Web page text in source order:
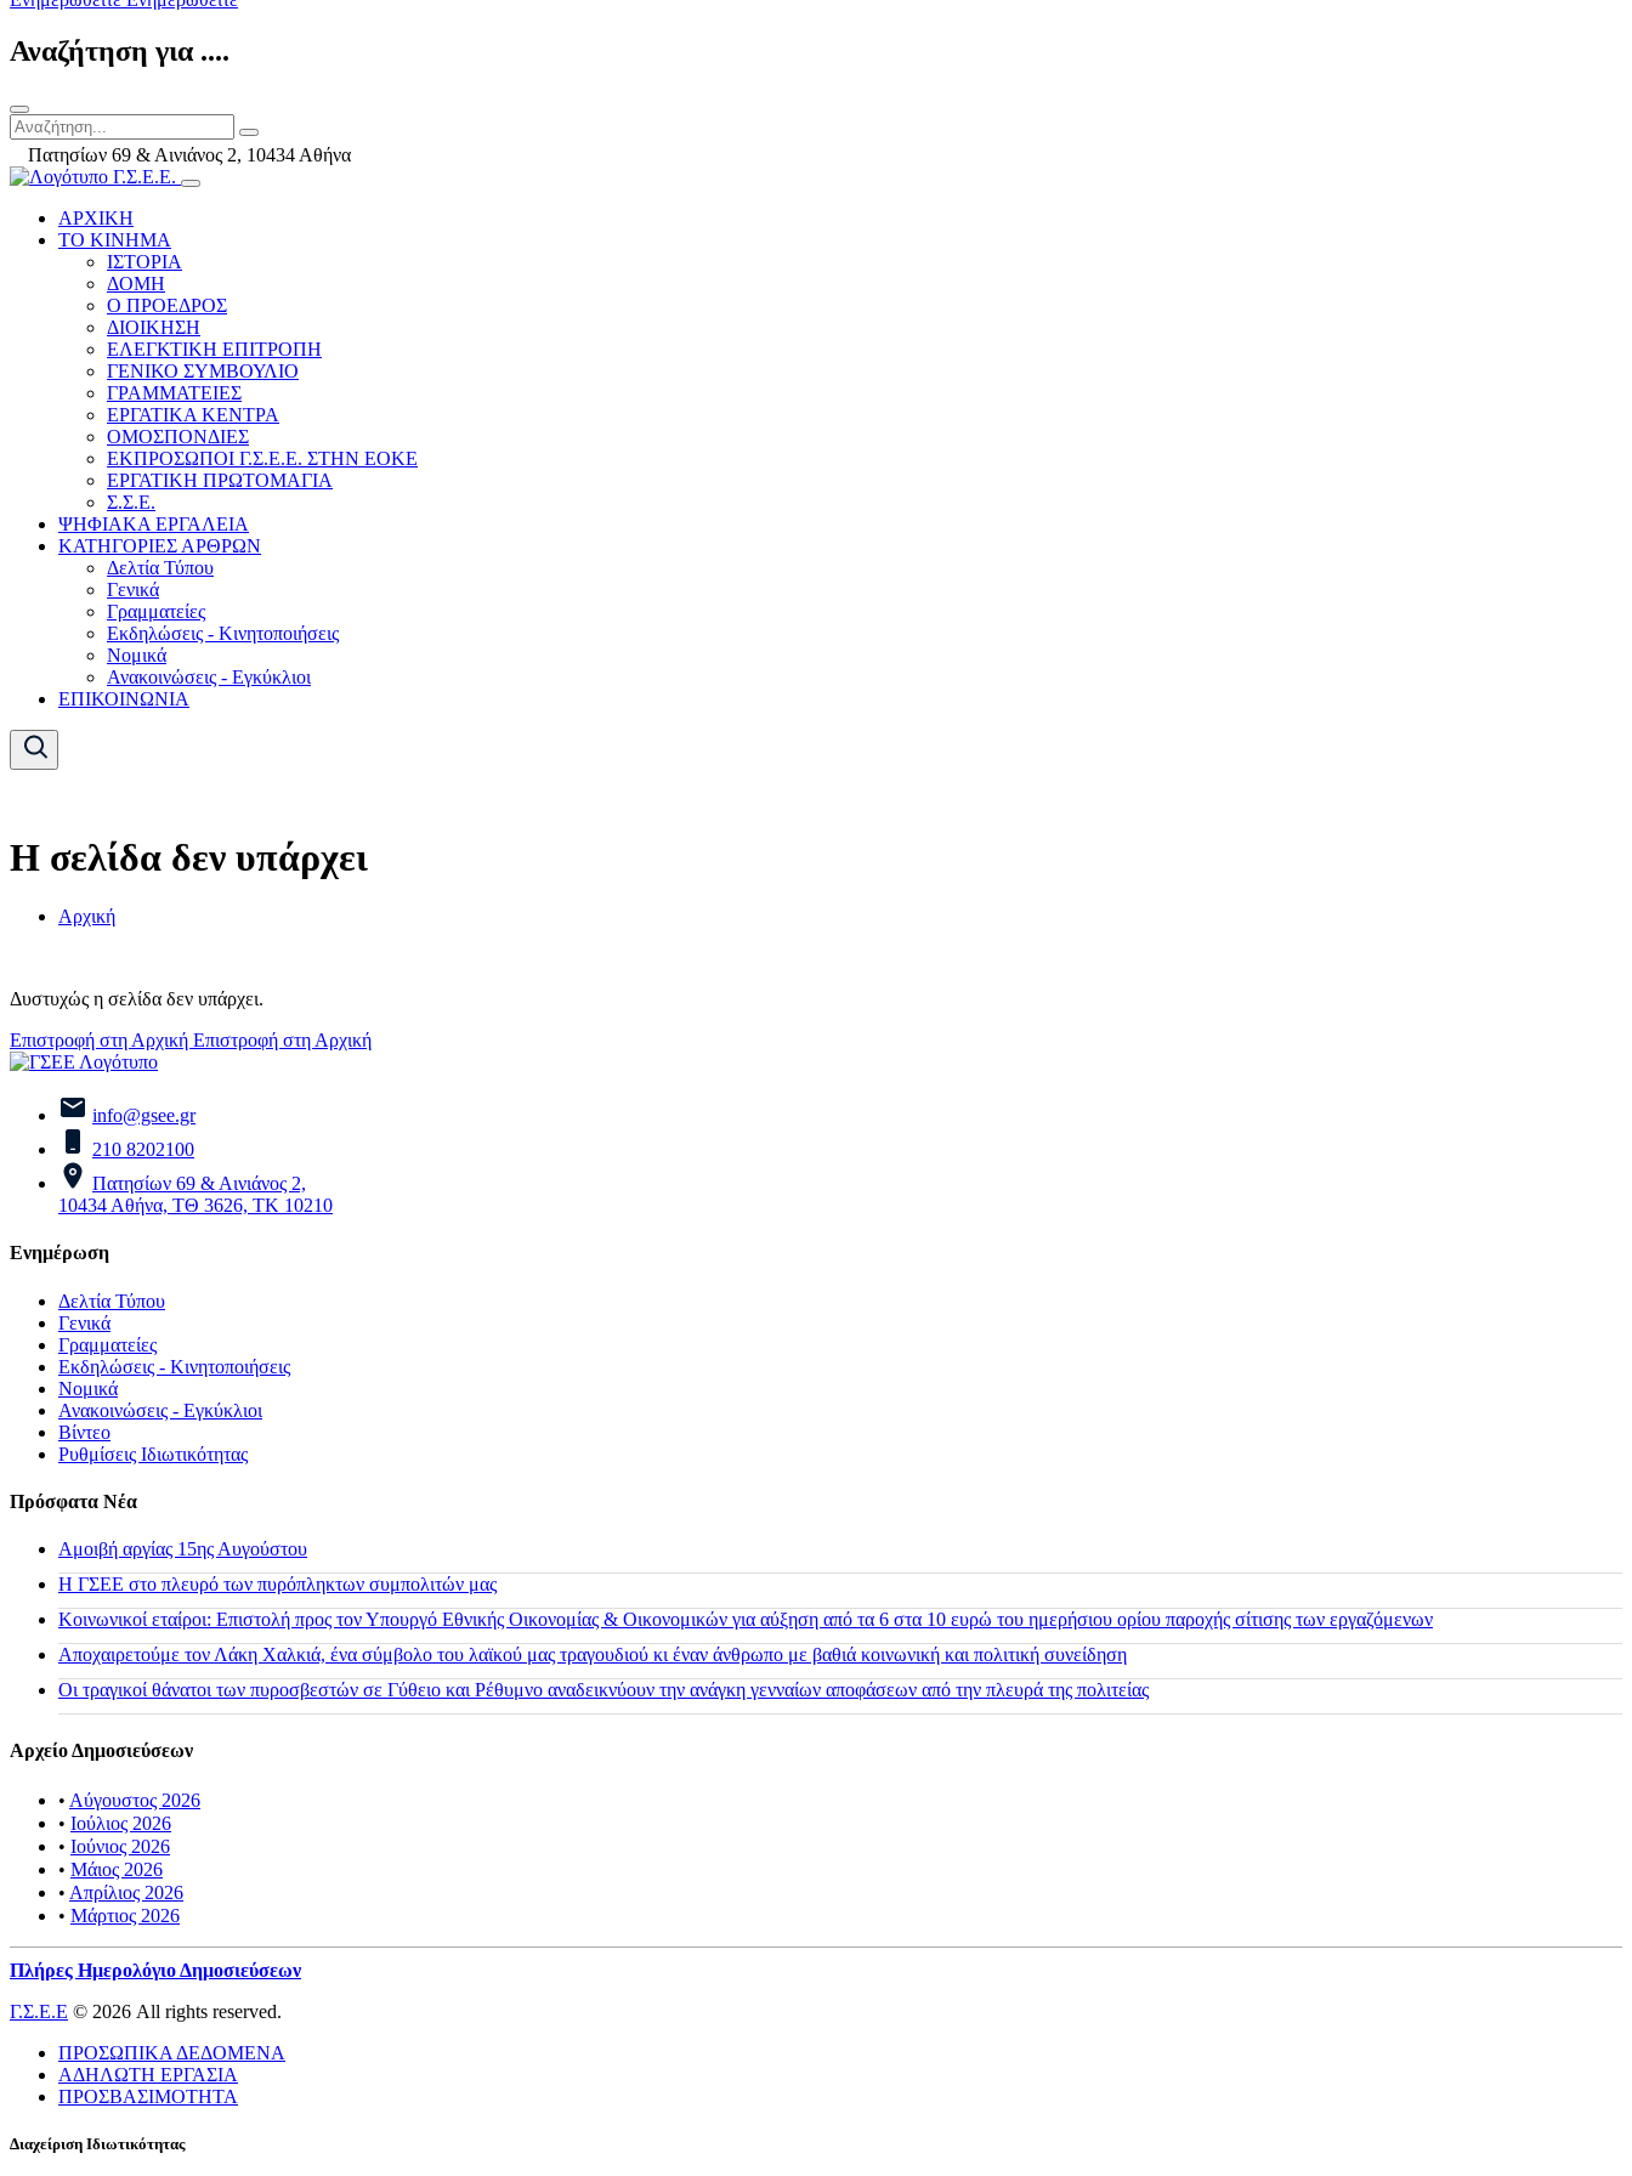
Αναζήτηση για ....
Πατησίων 69 & Αινιάνος 2, 10434 Αθήνα
ΑΡΧΙΚΗ
ΤΟ ΚΙΝΗΜΑ
ΙΣΤΟΡΙΑ
ΔΟΜΗ
Ο ΠΡΟΕΔΡΟΣ
ΔΙΟΙΚΗΣΗ
ΕΛΕΓΚΤΙΚΗ ΕΠΙΤΡΟΠΗ
ΓΕΝΙΚΟ ΣΥΜΒΟΥΛΙΟ
ΓΡΑΜΜΑΤΕΙΕΣ
ΕΡΓΑΤΙΚΑ ΚΕΝΤΡΑ
ΟΜΟΣΠΟΝΔΙΕΣ
ΕΚΠΡΟΣΩΠΟΙ Γ.Σ.Ε.Ε. ΣΤΗΝ ΕΟΚΕ
ΕΡΓΑΤΙΚΗ ΠΡΩΤΟΜΑΓΙΑ
Σ.Σ.Ε.
ΨΗΦΙΑΚΑ ΕΡΓΑΛΕΙΑ
ΚΑΤΗΓΟΡΙΕΣ ΑΡΘΡΩΝ
Δελτία Τύπου
Γενικά
Γραμματείες
Εκδηλώσεις - Κινητοποιήσεις
Νομικά
Ανακοινώσεις - Εγκύκλιοι
ΕΠΙΚΟΙΝΩΝΙΑ
Η σελίδα δεν υπάρχει
Αρχική
Δυστυχώς η σελίδα δεν υπάρχει.
Επιστροφή στη Αρχική Επιστροφή στη Αρχική
info@gsee.gr
210 8202100
Πατησίων 69 & Αινιάνος 2,
10434 Αθήνα, ΤΘ 3626, ΤΚ 10210
Ενημέρωση
Δελτία Τύπου
Γενικά
Γραμματείες
Εκδηλώσεις - Κινητοποιήσεις
Νομικά
Ανακοινώσεις - Εγκύκλιοι
Βίντεο
Ρυθμίσεις Ιδιωτικότητας
Πρόσφατα Νέα
Αμοιβή αργίας 15ης Αυγούστου
H ΓΣΕΕ στο πλευρό των πυρόπληκτων συμπολιτών μας
Κοινωνικοί εταίροι: Επιστολή προς τον Υπουργό Εθνικής Οικονομίας & Οικονομικών για αύξηση από τα 6 στα 10 ευρώ του ημερήσιου ορίου παροχής σίτισης των εργαζόμενων
Αποχαιρετούμε τον Λάκη Χαλκιά, ένα σύμβολο του λαϊκού μας τραγουδιού κι έναν άνθρωπο με βαθιά κοινωνική και πολιτική συνείδηση
Οι τραγικοί θάνατοι των πυροσβεστών σε Γύθειο και Ρέθυμνο αναδεικνύουν την ανάγκη γενναίων αποφάσεων από την πλευρά της πολιτείας
Αρχείο Δημοσιεύσεων
• Αύγουστος 2026
• Ιούλιος 2026
• Ιούνιος 2026
• Μάιος 2026
• Απρίλιος 2026
• Μάρτιος 2026
Πλήρες Ημερολόγιο Δημοσιεύσεων
Γ.Σ.Ε.Ε © 2026 All rights reserved.
ΠΡΟΣΩΠΙΚΑ ΔΕΔΟΜΕΝΑ
ΑΔΗΛΩΤΗ ΕΡΓΑΣΙΑ
ΠΡΟΣΒΑΣΙΜΟΤΗΤΑ
Διαχείριση Ιδιωτικότητας